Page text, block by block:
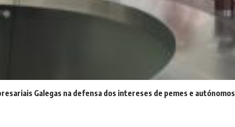
Galegas na defensa dos intereses de pemes e autónomos